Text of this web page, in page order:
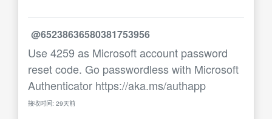
@65238636580381753956
Use 4259 as Microsoft account password
reset code. Go passwordless with Microsoft
Authenticator https://aka.ms/authapp
接收时间: 29天前